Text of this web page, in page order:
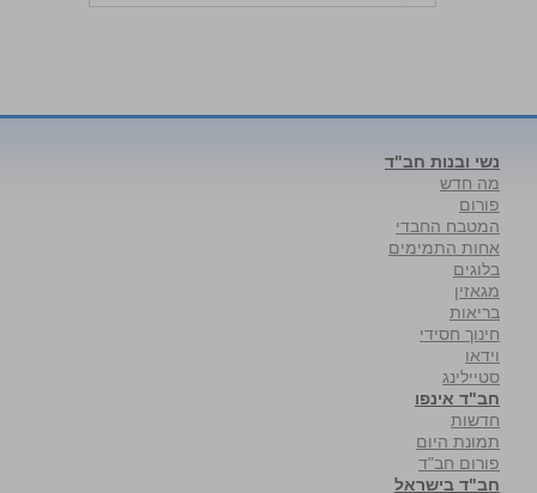
נשי ובנות חב"ד
מה חדש
פורום
המטבח החבדי
אחות התמימים
בלוגים
מגאזין
בריאות
חינוך חסידי
וידאו
סטיילינג
חב"ד אינפו
חדשות
תמונת היום
פורום חב"ד
חב"ד בישראל